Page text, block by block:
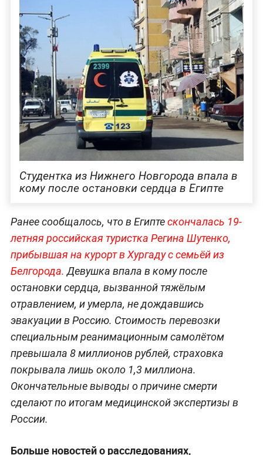
Студентка из Нижнего Новгорода впала в
кому после остановки сердца в Египте
Ранее сообщалось, что в Египтескончалась 19-
летняя российская туристка Регина Шутенко,
прибывшая на курорт в Хургаду с семьёй из
Белгорода. Девушка впала в кому после
остановки сердца, вызванной тяжёлым
отравлением, и умерла, не дождавшись
эвакуации в Россию. Стоимость перевозки
специальным реанимационным самолётом
превышала 8 миллионов рублей, страховка
покрывала лишь около 1,3 миллиона.
Окончательные выводы о причине смерти
сделают по итогам медицинской экспертизы в
России.
Больше новостей о расследованиях,